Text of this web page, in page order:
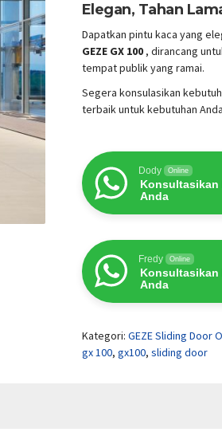
Elegan, Tahan
Dapatkan pintu kaca yang
GEZE GX 100 , dirancang
tempat publik yang ramai.
Segera konsulasikan
terbaik untuk kebutuhan
Dody Online
Konsultasikan
Anda
Fredy Online
Konsultasikan
Anda
Kategori: GEZE Sliding Door
gx 100, gx100, sliding door